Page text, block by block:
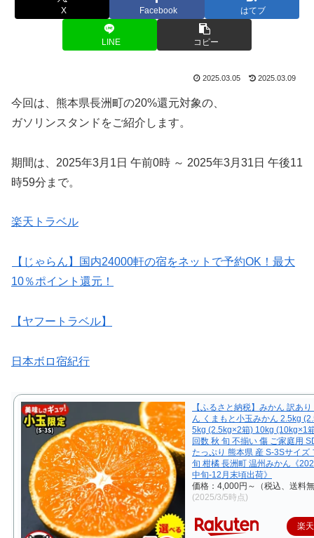
X Facebook はてブ
LINE コピー
2025.03.05 2025.03.09
今回は、熊本県長洲町の20%還元対象の、
ガソリンスタンドをご紹介します。
期間は、2025年3月1日 午前0時 ～ 2025年3月31日 午後11
時59分まで。
楽天トラベル
【じゃらん】国内24000軒の宿をネットで予約OK！最大
10％ポイント還元！
【ヤフートラベル】
日本ボロ宿紀行
【ふるさと納税】みかん 訳あ
ん くまもと小玉みかん 2.5kg
5kg (2.5kg×2箱) 10kg (10kg×1
回数 秋 旬 不揃い 傷 ご家庭用
たっぷり 熊本県 産 S-3Sサイズ
旬 柑橘 長洲町 温州みかん《
中旬-12月末頃出荷》
価格：4,000円～（税込、送料
(2025/3/5時点)
楽